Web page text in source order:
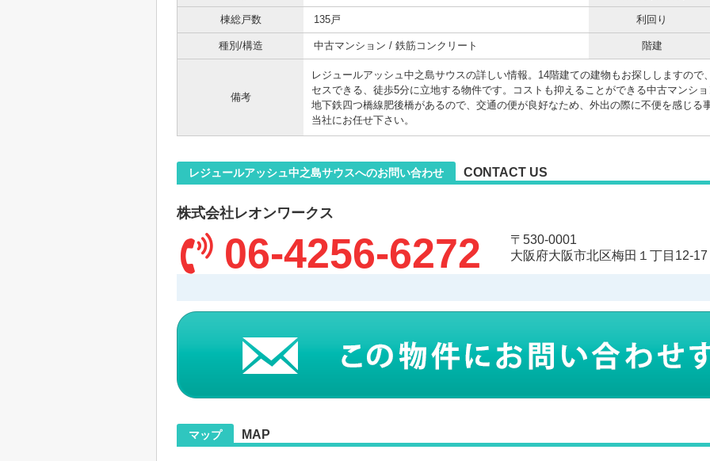
棟総戸数 135戸 利回り
種別/構造 中古マンション / 鉄筋コンクリート 階建
備考
レジュールアッシュ中之島サウスの詳しい情報。14階建ての建物もお探ししますの
セスできる、徒歩5分に立地する物件です。コストも抑えることができる中古マンシ
地下鉄四つ橋線肥後橋があるので、交通の便が良好なため、外出の際に不便を感じる
当社にお任せ下さい。
レジュールアッシュ中之島サウスへのお問い合わせ CONTACT US
株式会社レオンワークス
06-4256-6272
〒530-0001
大阪府大阪市北区梅田１丁目12-
マップ MAP